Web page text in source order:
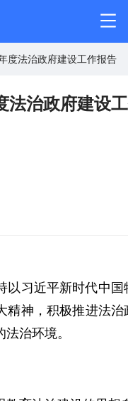
度法治政府建设工作报告
治政府建设
习近平新时代中国
精神，积极推进法
治环境。